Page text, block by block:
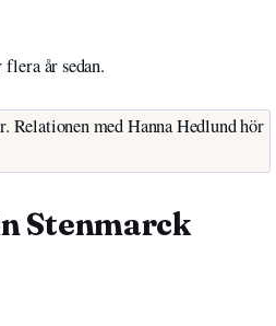
år sedan.
med Hanna Hedlund hör
Stenmarck